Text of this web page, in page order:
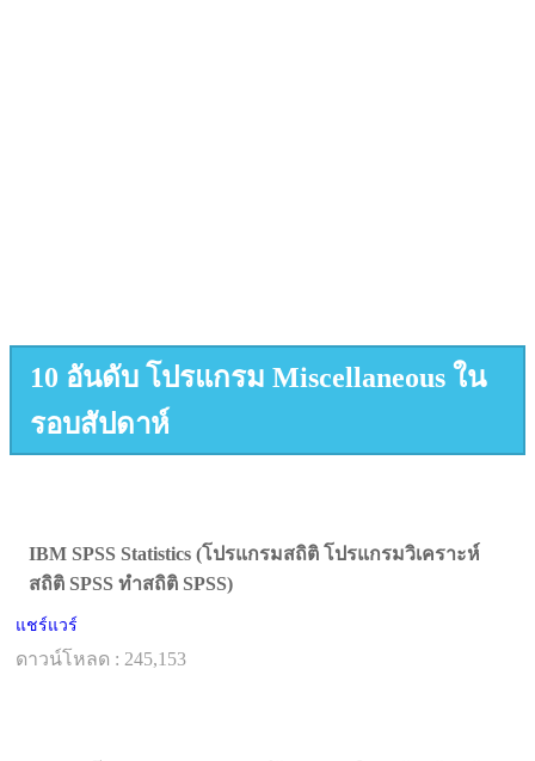
10 อันดับ โปรแกรม Miscellaneous ใน
รอบสัปดาห์
IBM SPSS Statistics (โปรแกรมสถิติ โปรแกรมวิเคราะห์
สถิติ SPSS ทำสถิติ SPSS)
แชร์แวร์
ดาวน์โหลด : 245,153